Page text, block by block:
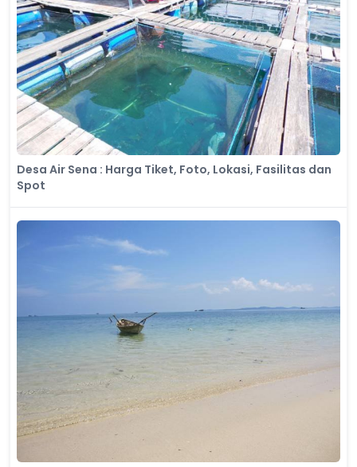
Desa Air Sena : Harga Tiket, Foto, Lokasi, Fasilitas dan
Spot